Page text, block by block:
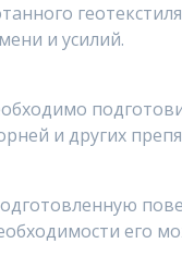
и усилий.
и других
его